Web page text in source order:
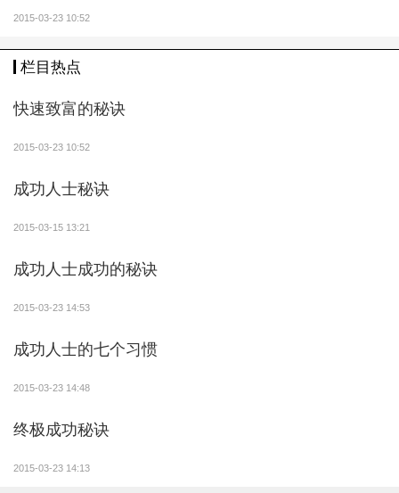
你也许在觉得实在受不了的时候会说：我好痛苦，
念，你在觉得自己痛苦的时候，你要不停得提醒自己：
苦，那痛苦还会成为他的障碍吗？拥有了这三个信念 你
第六：(重要)过去不等于未来
我想告诉大家的是——-成功不是你跌倒了多少次，而是
我个人从初二开始，从来就没有享受过任何一科成
绩达到及格的滋味。。去年的十次小模考，数学，英语
十几分，二十几分。平均成绩都200分左右徘徊。考
有意义呢。因为过去的事情已经过去了，因为我相信
——过去不等于未来。
2015-03-23 10:52
栏目热点
快速致富的秘诀
2015-03-23 10:52
成功人士秘诀
2015-03-15 13:21
成功人士成功的秘诀
2015-03-23 14:53
成功人士的七个习惯
2015-03-23 14:48
终极成功秘诀
2015-03-23 14:13